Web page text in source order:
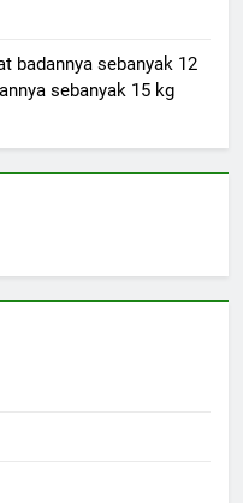
badannya sebanyak 12
sebanyak 15 kg